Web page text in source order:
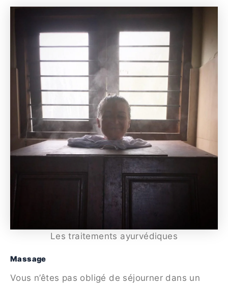
Les traitements ayurvédiques
Massage
Vous n’êtes pas obligé de séjourner dans un